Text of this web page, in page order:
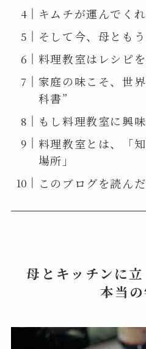
キムチが運んでく
そして今、母とも
料理教室はレシピ
家庭の味こそ、世
科書”
もし料理教室に興
料理教室とは、「
場所」
このブログを読ん
母とキッチンに立
本当